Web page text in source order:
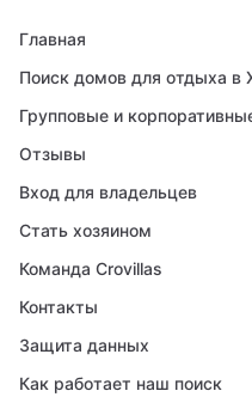
Главная
Поиск домов для отдыха в
Групповые и
Отзывы
Вход для владельцев
Стать хозяином
Команда Crovillas
Контакты
Защита данных
Как работает наш поиск